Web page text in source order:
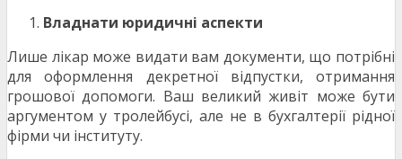
Владнати юридичні аспекти
Лише лікар може видати вам документи, що потрібні
для оформлення декретної відпустки, отримання
грошової допомоги. Ваш великий живіт може бути
аргументом у тролейбусі, але не в бухгалтерії рідної
фірми чи інституту.